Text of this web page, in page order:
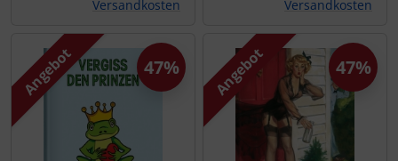
Versandkosten
Versandkosten
Angebot 47% Angebot 47%